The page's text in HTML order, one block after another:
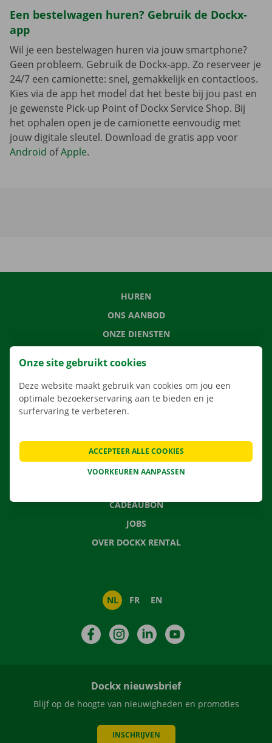
Een bestelwagen huren? Gebruik de Dockx-
app
Wil je een bestelwagen huren via jouw smartphone?
Geen probleem. Gebruik de Dockx-app. Zo reserveer je
24/7 een camionette: snel, gemakkelijk en contactloos.
Kies via de app het model dat het beste bij jou past en
je gewenste Pick-up Point of Dockx Service Shop. Bij
het ophalen open je de camionette eenvoudig met
jouw digitale sleutel. Download de gratis app voor
Android ofApple.
HUREN
ONS AANBOD
ONZE DIENSTEN
VERHUISOPLOSSINGEN
CONTACTEER ONS
VEELGESTELDE VRAGEN
CADEAUBON
JOBS
OVER DOCKX RENTAL
NL FR EN
FacebookInstagramLinkedIn
Dockx nieuwsbrief
Blijf op de hoogte van nieuwigheden en promoties
INSCHRIJVEN
Onze site gebruikt cookies
Deze website maakt gebruik van cookies om jou een
optimale bezoekerservaring aan te bieden en je
surfervaring te verbeteren.
VOORKEUREN AANPASSEN
ACCEPTEER ALLE COOKIES